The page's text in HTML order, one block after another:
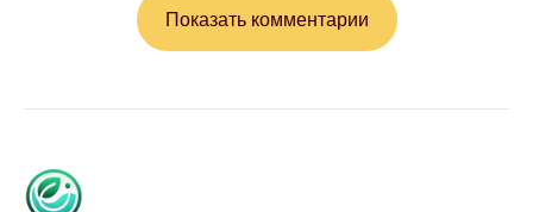
Показать комментарии